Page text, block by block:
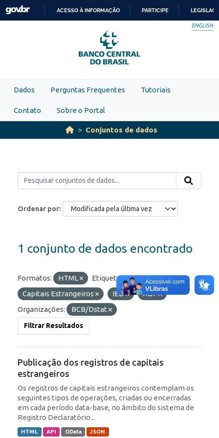
Skip to main content
PARA
O
CONTEÚDO
ACESSO À INFORMAÇÃO PARTICIPE
ENGLISH
Dados Perguntas Frequentes Tutoriais
Contato Sobre o Portal
Conjuntos de dados
Ordenar por
1 conjunto de dados encontrado
Formatos: HTML
Etiquetas:
Capitais Estrangeiros
IED
ROF
Organizações:
BCB/Dstat
Filtrar Resultados
Publicação dos registros de capitais
estrangeiros
Os registros de capitais estrangeiros contemplam os
seguintes tipos de operações, criadas ou encerradas
em cada período data-base, no âmbito do sistema de
Registro Declaratório...
HTML API OData JSON